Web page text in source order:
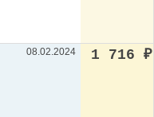
08.02.2024 1 716 ₽